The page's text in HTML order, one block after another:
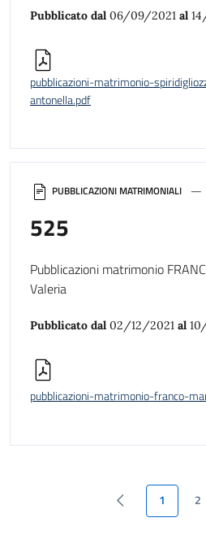
PUBBLICAZIONI MATRIMONIALI
525
Pubblicazioni matrimonio
Valeria
Pubblicato dal 02/12/2021 al
pubblicazioni-matrimonio-franco-
Pubblicato dal 06/09/2021 al
pubblicazioni-matrimonio-
antonella.pdf
1 2